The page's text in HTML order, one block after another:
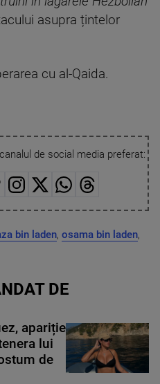
asupra țintelor
cu al-Qaida.
de social media preferat:
bin laden, osama bin laden,
DE
apariție
lui
de